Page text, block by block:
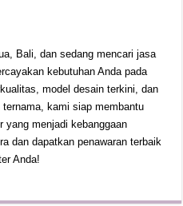
Bali, dan sedang mencari jasa
kebutuhan Anda pada
model desain terkini, dan
kami siap membantu
yang menjadi kebanggaan
dan dapatkan penawaran terbaik
Anda!